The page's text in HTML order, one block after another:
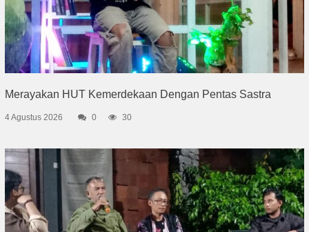
Merayakan HUT Kemerdekaan Dengan Pentas Sastra
4 Agustus 2026 0 30